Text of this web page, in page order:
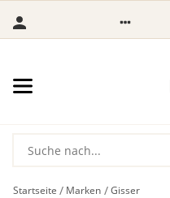
Startseite Marken Gisser